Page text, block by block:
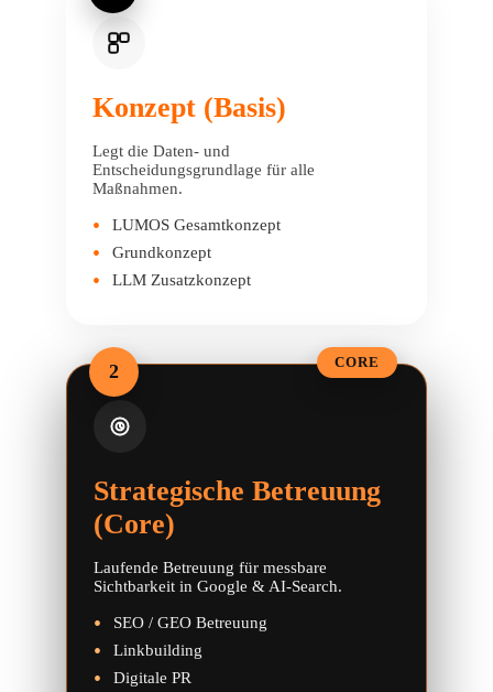
Konzept (Basis)
Legt die Daten- und
Entscheidungsgrundlage für alle
Maßnahmen.
LUMOS Gesamtkonzept
Grundkonzept
LLM Zusatzkonzept
2 CORE
Strategische Betreuung
(Core)
Laufende Betreuung für messbare
Sichtbarkeit in Google & AI-Search.
SEO / GEO Betreuung
Linkbuilding
Digitale PR